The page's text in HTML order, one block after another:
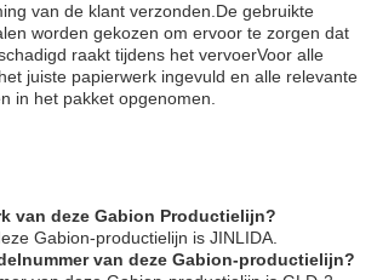
van de klant verzonden.De gebruikte
worden gekozen om ervoor te zorgen dat
raakt tijdens het vervoerVoor alle
juiste papierwerk ingevuld en alle relevante
in het pakket opgenomen.
van deze Gabion Productielijn?
Gabion-productielijn is JINLIDA.
van deze Gabion-productielijn?